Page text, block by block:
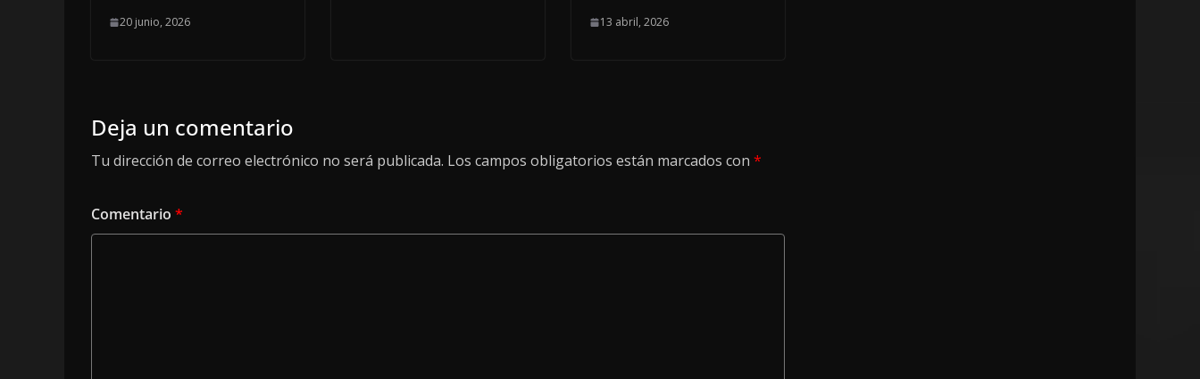
20 junio, 2026 13 abril, 2026
Deja un comentario
Tu dirección de correo electrónico no será publicada. Los campos obligatorios están marcados con *
Comentario *